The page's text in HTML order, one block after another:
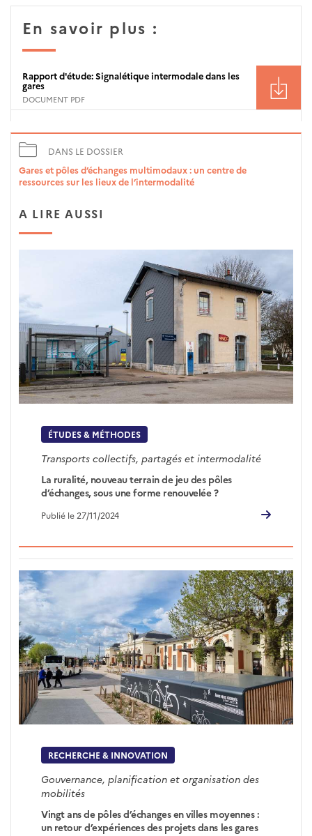
En savoir plus :
Rapport d'étude: Signalétique intermodale dans les
gares
DOCUMENT PDF
DANS LE DOSSIER
Gares et pôles d’échanges multimodaux : un centre de
ressources sur les lieux de l’intermodalité
A LIRE AUSSI
ÉTUDES & MÉTHODES
Transports collectifs, partagés et intermodalité
La ruralité, nouveau terrain de jeu des pôles
d’échanges, sous une forme renouvelée ?
Publié le 27/11/2024
RECHERCHE & INNOVATION
Gouvernance, planification et organisation des
mobilités
Vingt ans de pôles d’échanges en villes moyennes :
un retour d’expériences des projets dans les gares